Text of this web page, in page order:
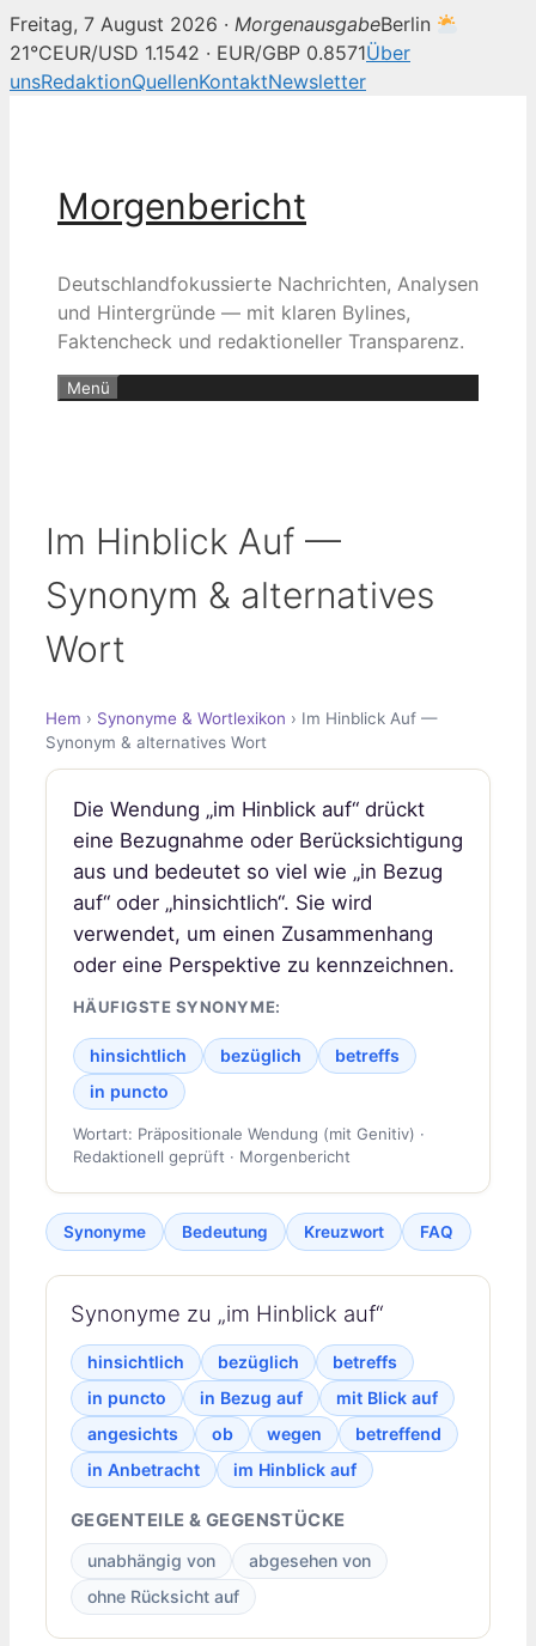
Freitag, 7 August 2026 · MorgenausgabeBerlin
21°CEUR/USD 1.1542 · EUR/GBP 0.8571Über
unsRedaktionQuellenKontaktNewsletter
Morgenbericht
Deutschlandfokussierte Nachrichten, Analysen
und Hintergründe — mit klaren Bylines,
Faktencheck und redaktioneller Transparenz.
Menü
Im Hinblick Auf —
Synonym & alternatives
Wort
Hem › Synonyme & Wortlexikon › Im Hinblick Auf —
Synonym & alternatives Wort
Die Wendung „im Hinblick auf“ drückt
eine Bezugnahme oder Berücksichtigung
aus und bedeutet so viel wie „in Bezug
auf“ oder „hinsichtlich“. Sie wird
verwendet, um einen Zusammenhang
oder eine Perspektive zu kennzeichnen.
HÄUFIGSTE SYNONYME:
hinsichtlich bezüglich
betreffs
in puncto
Wortart: Präpositionale Wendung (mit Genitiv) ·
Redaktionell geprüft · Morgenbericht
Synonyme Bedeutung Kreuzwort FAQ
Synonyme zu „im Hinblick auf“
hinsichtlich bezüglich
betreffs
in puncto
in Bezug auf
mit Blick auf
angesichts
ob wegen
betreffend
in Anbetracht
im Hinblick auf
GEGENTEILE & GEGENSTÜCKE
unabhängig von
abgesehen von
ohne Rücksicht auf